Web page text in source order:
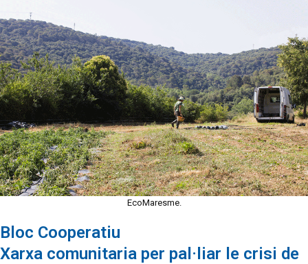
EcoMaresme.
Bloc Cooperatiu
Xarxa comunitaria per pal·liar le crisi de